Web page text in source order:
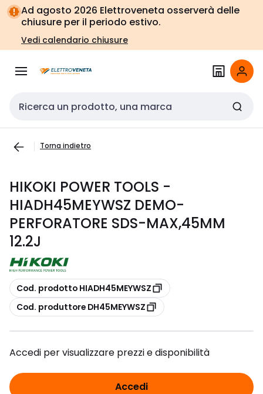
Vai alla
navigazione
Vai
alla
pagina
Ad agosto 2026 Elettroveneta osserverà delle
chiusure per il periodo estivo.
Vedi calendario chiusure
Cerca input
Torna indietro
HIKOKI POWER TOOLS -
HIADH45MEYWSZ DEMO-
PERFORATORE SDS-MAX,45MM
12.2J
copia
Cod. prodotto HIADH45MEYWSZ
copia
Cod. produttore DH45MEYWSZ
Accedi per visualizzare prezzi e disponibilità
Accedi